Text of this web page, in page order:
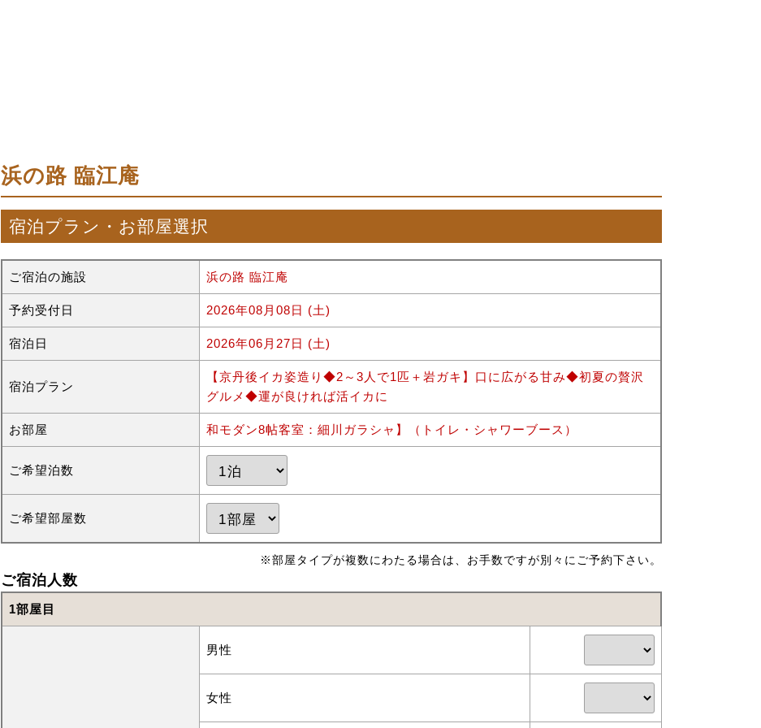
浜の路 臨江庵
宿泊プラン・お部屋選択
ご宿泊の施設 浜の路 臨江庵
予約受付日 2026年08月08日 (土)
宿泊日 2026年06月27日 (土)
宿泊プラン
【京丹後イカ姿造り◆2～3人で1匹＋岩ガキ】口に広がる甘み◆初夏の贅沢
グルメ◆運が良ければ活イカに
お部屋 和モダン8帖客室：細川ガラシャ】（トイレ・シャワーブース）
ご希望泊数
ご希望部屋数
※部屋タイプが複数にわたる場合は、お手数ですが別々にご予約下さい。
ご宿泊人数
1部屋目
男性
女性